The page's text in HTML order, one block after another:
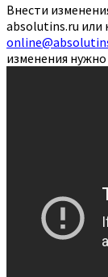
Внести
absolutins.ru или
изменения нужно